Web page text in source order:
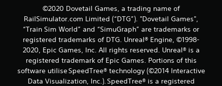
©2020 Dovetail Games, a trading name of
RailSimulator.com Limited (“DTG”). "Dovetail Games",
“Train Sim World” and “SimuGraph” are trademarks or
registered trademarks of DTG. Unreal® Engine, ©1998-
2020, Epic Games, Inc. All rights reserved. Unreal® is a
registered trademark of Epic Games. Portions of this
software utilise SpeedTree® technology (©2014 Interactive
Data Visualization, Inc.). SpeedTree® is a registered